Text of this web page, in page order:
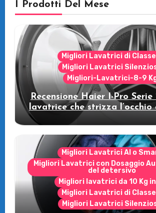
I Prodotti Del Mese
Migliori Lavatrici di
Migliori Lavatrici
Migliori-Lavatrici-8-9
Recensione Haier I-Pro Serie
lavatrice che strizza
Migliori Lavatrici AI o
Migliori Lavatrici con Dosaggio
del detersivo
Migliori lavatrici da 10 Kg
Migliori Lavatrici di
Migliori Lavatrici